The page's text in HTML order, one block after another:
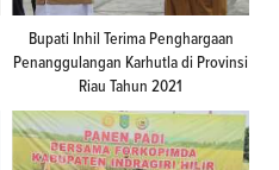
Bupati Inhil Terima Penghargaan
Penanggulangan Karhutla di Provinsi
Riau Tahun 2021